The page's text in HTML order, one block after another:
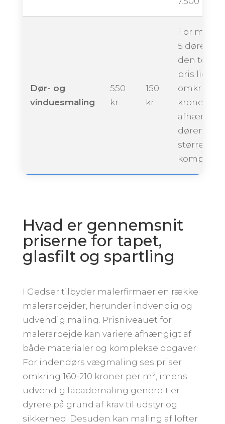
Dør- og
vinduesmaling
550
kr.
150
kr.
For
5 døre kan
den totale
pris ligge
omkring
kroner,
afhængigt
dørenes
størrelse
Hvad er gennemsnit
priserne for tapet,
glasfilt og spartling
I Gedser tilbyder malerfirmaer en række
malerarbejder, herunder indvendig og
udvendig maling. Prisniveauet for
malerarbejde kan variere afhængigt af
både materialer og komplekse opgaver.
For indendørs vægmaling ses priser
omkring 160-210 kroner per m², imens
udvendig facademaling generelt er
dyrere på grund af krav til udstyr og
sikkerhed. Desuden kan maling af lofter